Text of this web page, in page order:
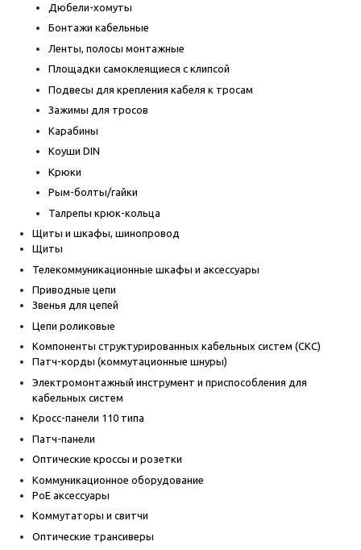
Дюбели-хомуты
Бонтажи кабельные
Ленты, полосы монтажные
Площадки самоклеящиеся с клипсой
Подвесы для крепления кабеля к тросам
Зажимы для тросов
Карабины
Коуши DIN
Крюки
Рым-болты/гайки
Талрепы крюк-кольца
Щиты и шкафы, шинопровод
Щиты
Телекоммуникационные шкафы и аксессуары
Приводные цепи
Звенья для цепей
Цепи роликовые
Компоненты структурированных кабельных систем (СКС)
Патч-корды (коммутационные шнуры)
Электромонтажный инструмент и приспособления для
кабельных систем
Кросс-панели 110 типа
Патч-панели
Оптические кроссы и розетки
Коммуникационное оборудование
PoE аксессуары
Коммутаторы и свитчи
Оптические трансиверы